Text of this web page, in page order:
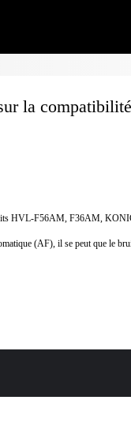
la compatibilité
HVL-F56AM, F36AM,
(AF), il se peut que le